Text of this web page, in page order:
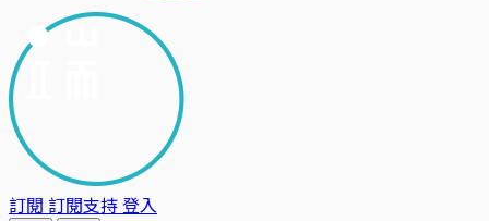
訂閱 訂閱支持登入